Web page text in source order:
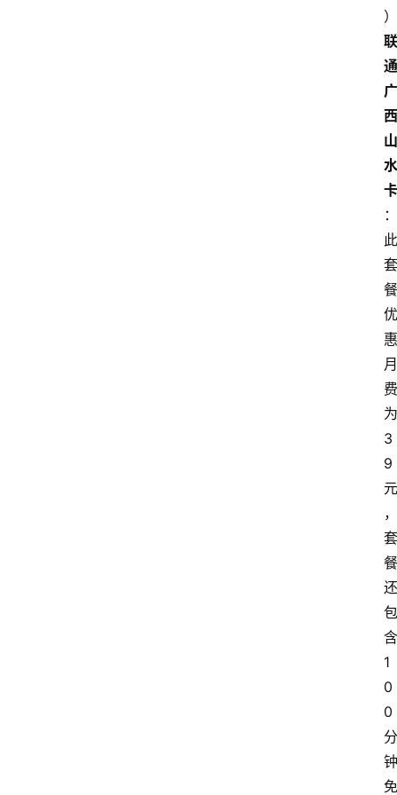
）
联
通
广
西
山
水
卡
：
此
套
餐
优
惠
月
费
为
3
9
元
，
套
餐
还
包
含
1
0
0
分
钟
免